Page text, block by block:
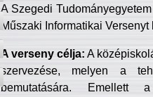
A Szegedi
Műszaki Informatikai
A verseny célja: A
szervezése, melyen a
bemutatására. Emellett